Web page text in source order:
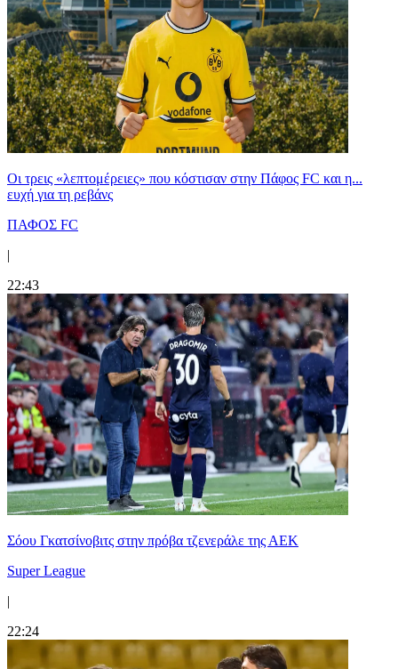
Οι τρεις «λεπτομέρειες» που κόστισαν στην Πάφος FC και η...
ευχή για τη ρεβάνς
ΠΑΦΟΣ FC
|
22:43
Σόου Γκατσίνοβιτς στην πρόβα τζενεράλε της ΑΕΚ
Super League
|
22:24